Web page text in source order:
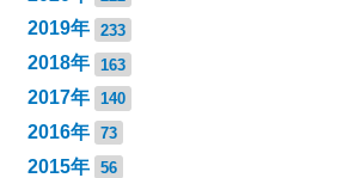
2019年 233
2018年 163
2017年 140
2016年 73
2015年 56